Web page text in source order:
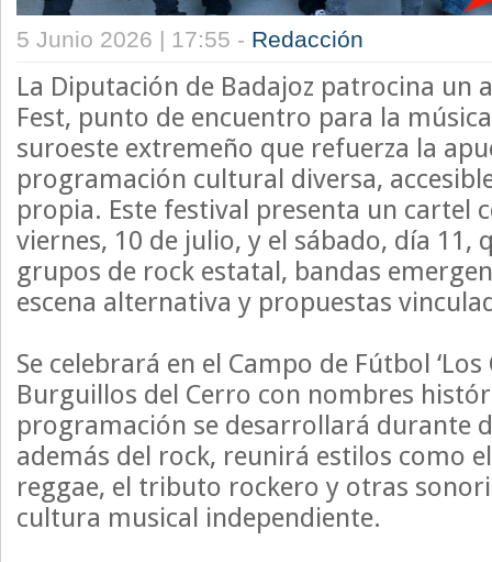
5 Junio 2026 | 17:55 - Redacción
La Diputación de Badajoz patrocina un
Fest, punto de encuentro para la
suroeste extremeño que refuerza la
programación cultural diversa,
propia. Este festival presenta un cartel
viernes, 10 de julio, y el sábado, día 11,
grupos de rock estatal, bandas
escena alternativa y propuestas
Se celebrará en el Campo de Fútbol ‘Los
Burguillos del Cerro con nombres
programación se desarrollará durante
además del rock, reunirá estilos como
reggae, el tributo rockero y otras
cultura musical independiente.